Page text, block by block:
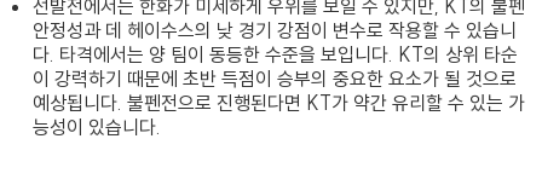
선발전에서는 한화가 미세하게 우위를 보일 수 있지만, KT의 불펜
안정성과 데 헤이수스의 낮 경기 강점이 변수로 작용할 수 있습니
다. 타격에서는 양 팀이 동등한 수준을 보입니다. KT의 상위 타순
이 강력하기 때문에 초반 득점이 승부의 중요한 요소가 될 것으로
예상됩니다. 불펜전으로 진행된다면 KT가 약간 유리할 수 있는 가
능성이 있습니다.